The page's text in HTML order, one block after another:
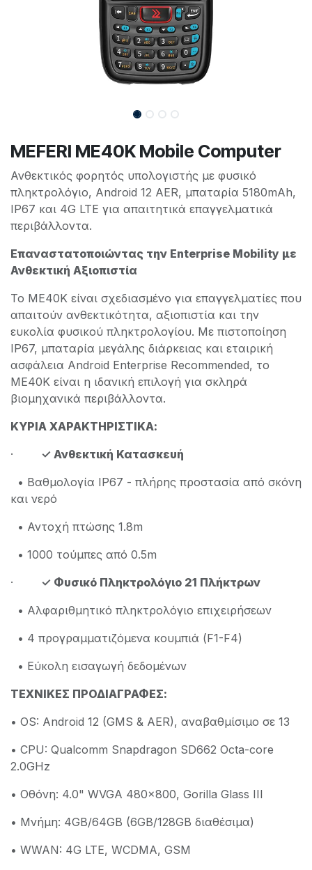
MEFERI ME40K Mobile Computer
Ανθεκτικός φορητός υπολογιστής με φυσικό
πληκτρολόγιο, Android 12 AER, μπαταρία 5180mAh,
IP67 και 4G LTE για απαιτητικά επαγγελματικά
περιβάλλοντα.
Επαναστατοποιώντας την Enterprise Mobility με
Ανθεκτική Αξιοπιστία
Το ME40K είναι σχεδιασμένο για επαγγελματίες που
απαιτούν ανθεκτικότητα, αξιοπιστία και την
ευκολία φυσικού πληκτρολογίου. Με πιστοποίηση
IP67, μπαταρία μεγάλης διάρκειας και εταιρική
ασφάλεια Android Enterprise Recommended, το
ME40K είναι η ιδανική επιλογή για σκληρά
βιομηχανικά περιβάλλοντα.
ΚΥΡΙΑ ΧΑΡΑΚΤΗΡΙΣΤΙΚΑ:
· ✓ Ανθεκτική Κατασκευή
• Βαθμολογία IP67 - πλήρης προστασία από σκόνη
και νερό
• Αντοχή πτώσης 1.8m
• 1000 τούμπες από 0.5m
· ✓ Φυσικό Πληκτρολόγιο 21 Πλήκτρων
• Αλφαριθμητικό πληκτρολόγιο επιχειρήσεων
• 4 προγραμματιζόμενα κουμπιά (F1-F4)
• Εύκολη εισαγωγή δεδομένων
ΤΕΧΝΙΚΕΣ ΠΡΟΔΙΑΓΡΑΦΕΣ:
• OS: Android 12 (GMS & AER), αναβαθμίσιμο σε 13
• CPU: Qualcomm Snapdragon SD662 Octa-core
2.0GHz
• Οθόνη: 4.0" WVGA 480×800, Gorilla Glass III
• Μνήμη: 4GB/64GB (6GB/128GB διαθέσιμα)
• WWAN: 4G LTE, WCDMA, GSM